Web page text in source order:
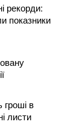
рекорди:
показники
в
листи